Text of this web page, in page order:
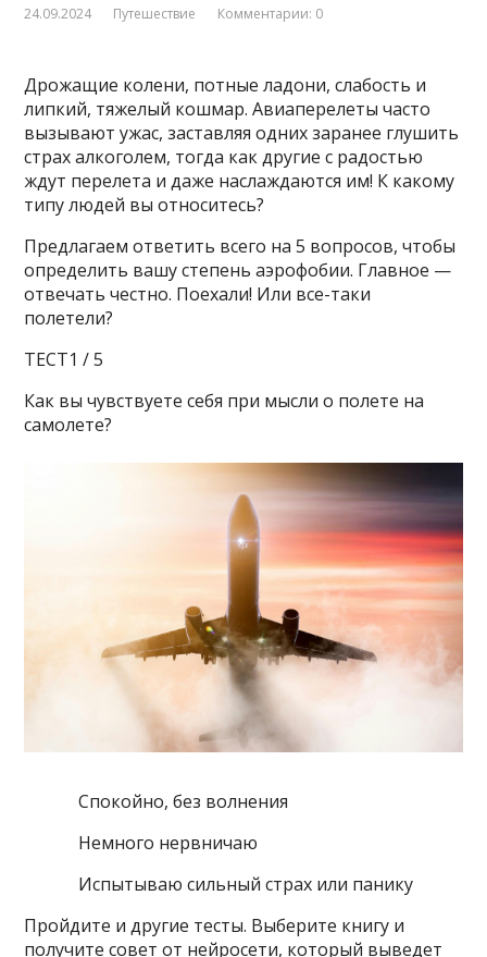
24.09.2024 Путешествие Комментарии: 0
Дрожащие колени, потные ладони, слабость и
липкий, тяжелый кошмар. Авиаперелеты часто
вызывают ужас, заставляя одних заранее глушить
страх алкоголем, тогда как другие с радостью
ждут перелета и даже наслаждаются им! К какому
типу людей вы относитесь?
Предлагаем ответить всего на 5 вопросов, чтобы
определить вашу степень аэрофобии. Главное —
отвечать честно. Поехали! Или все-таки
полетели?
ТЕСТ1 / 5
Как вы чувствуете себя при мысли о полете на
самолете?
Спокойно, без волнения
Немного нервничаю
Испытываю сильный страх или панику
Пройдите и другие тесты. Выберите книгу и
получите совет от нейросети, который выведет